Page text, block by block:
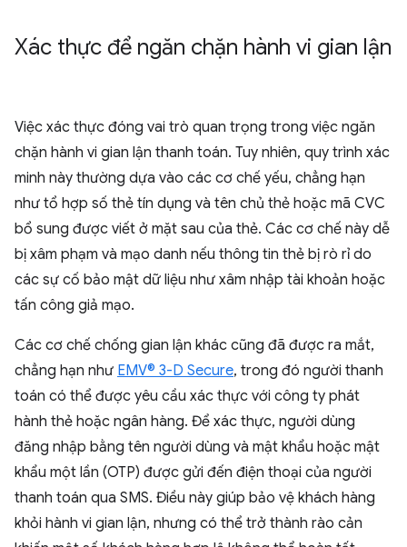
Xác thực để ngăn chặn hành vi gian lận
Việc xác thực đóng vai trò quan trọng trong việc ngăn
chặn hành vi gian lận thanh toán. Tuy nhiên, quy trình xác
minh này thường dựa vào các cơ chế yếu, chẳng hạn
như tổ hợp số thẻ tín dụng và tên chủ thẻ hoặc mã CVC
bổ sung được viết ở mặt sau của thẻ. Các cơ chế này dễ
bị xâm phạm và mạo danh nếu thông tin thẻ bị rò rỉ do
các sự cố bảo mật dữ liệu như xâm nhập tài khoản hoặc
tấn công giả mạo.
Các cơ chế chống gian lận khác cũng đã được ra mắt,
chẳng hạn như EMV® 3-D Secure, trong đó người thanh
toán có thể được yêu cầu xác thực với công ty phát
hành thẻ hoặc ngân hàng. Để xác thực, người dùng
đăng nhập bằng tên người dùng và mật khẩu hoặc mật
khẩu một lần (OTP) được gửi đến điện thoại của người
thanh toán qua SMS. Điều này giúp bảo vệ khách hàng
khỏi hành vi gian lận, nhưng có thể trở thành rào cản